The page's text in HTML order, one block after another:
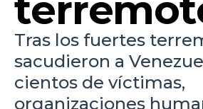
Tras los fuertes
sacudieron a
cientos de víctimas,
organizaciones